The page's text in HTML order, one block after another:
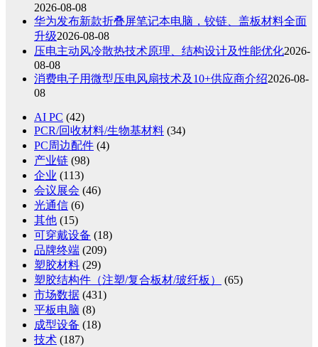
2026-08-08
华为发布新款折叠屏笔记本电脑，铰链、盖板材料全面
升级2026-08-08
压电主动风冷散热技术原理、结构设计及性能优化2026-
08-08
消费电子用微型压电风扇技术及10+供应商介绍2026-08-
08
AI PC (42)
PCR/回收材料/生物基材料 (34)
PC周边配件 (4)
产业链 (98)
企业 (113)
会议展会 (46)
光通信 (6)
其他 (15)
可穿戴设备 (18)
品牌终端 (209)
塑胶材料 (29)
塑胶结构件（注塑/复合板材/玻纤板）
(65)
市场数据 (431)
平板电脑 (8)
成型设备 (18)
技术 (187)